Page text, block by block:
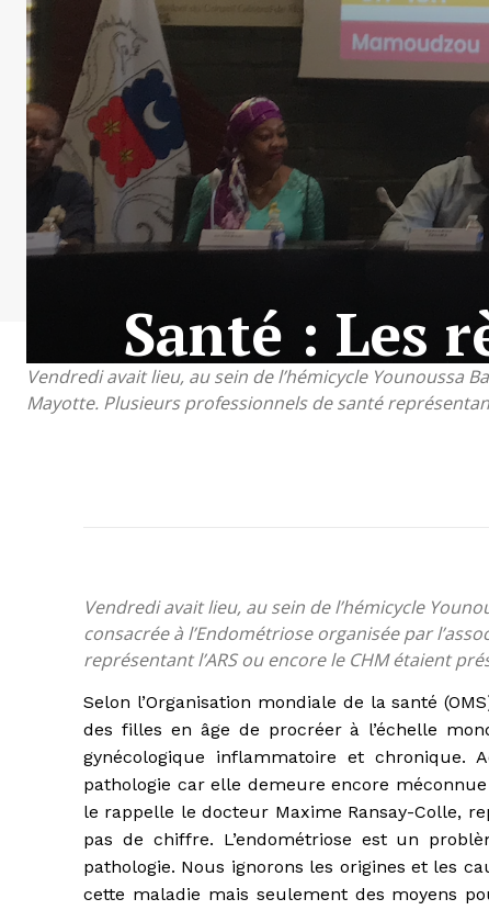
Vendredi avait lieu, au sein de l’hémicycle Younoussa
Mayotte. Plusieurs professionnels de santé
Santé : Les
Vendredi avait lieu, au sein de l’hémicycle
consacrée à l’Endométriose organisée par
représentant l’ARS ou encore le CHM étaient
Selon l’Organisation mondiale de la santé
des filles en âge de procréer à l’échelle
gynécologique inflammatoire et chronique.
pathologie car elle demeure encore
le rappelle le docteur Maxime Ransay-Colle,
pas de chiffre. L’endométriose est un
pathologie. Nous ignorons les origines et les
cette maladie mais seulement des moyens